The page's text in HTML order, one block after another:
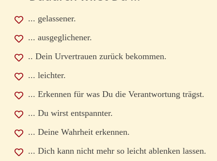
... gelassener.
... ausgeglichener.
.. Dein Urvertrauen zurück bekommen.
... leichter.
... Erkennen für was Du die Verantwortung trägst.
... Du wirst entspannter.
... Deine Wahrheit erkennen.
... Dich kann nicht mehr so leicht ablenken lassen.